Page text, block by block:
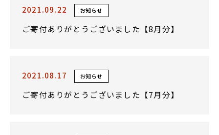
2021.09.22 お知らせ
ご寄付ありがとうございました【8月分】
2021.08.17 お知らせ
ご寄付ありがとうございました【7月分】